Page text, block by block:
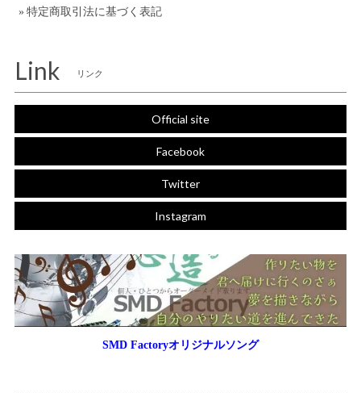
特定商取引法に基づく表記
Link リンク
Official site
Facebook
Twitter
Instagram
SMD Factoryオリジナルソング